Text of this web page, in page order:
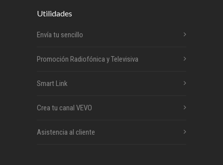
Utilidades
Envía tu sencillo
Promoción Radiofónica y Televisiva
Smart Link
Crea tu canal VEVO
Asistencia al cliente